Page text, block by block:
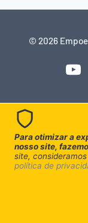
© 2026
Para otimizar a
nosso site,
site,
política de